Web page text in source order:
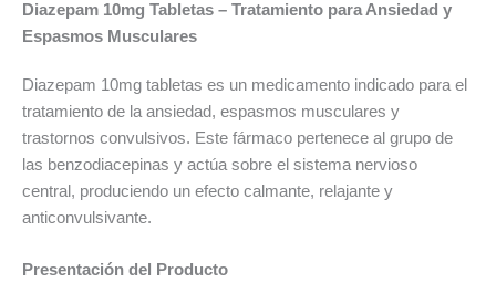
Diazepam 10mg Tabletas – Tratamiento para Ansiedad y
Espasmos Musculares
Diazepam 10mg tabletas es un medicamento indicado para el
tratamiento de la ansiedad, espasmos musculares y
trastornos convulsivos. Este fármaco pertenece al grupo de
las benzodiacepinas y actúa sobre el sistema nervioso
central, produciendo un efecto calmante, relajante y
anticonvulsivante.
Presentación del Producto